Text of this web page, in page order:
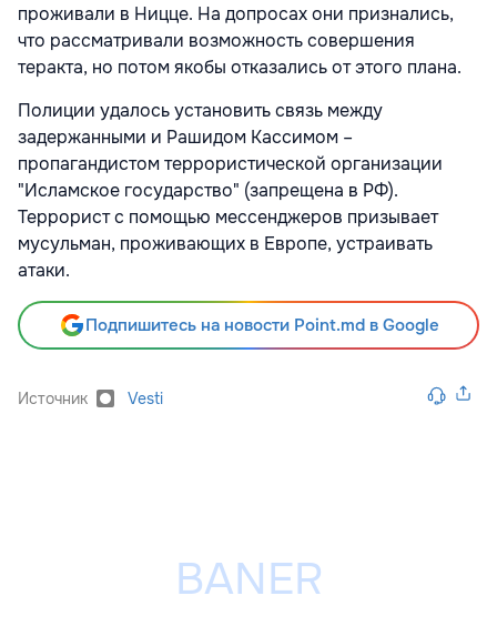
проживали в Ницце. На допросах они признались,
что рассматривали возможность совершения
теракта, но потом якобы отказались от этого плана.
Полиции удалось установить связь между
задержанными и Рашидом Кассимом –
пропагандистом террористической организации
"Исламское государство" (запрещена в РФ).
Террорист с помощью мессенджеров призывает
мусульман, проживающих в Европе, устраивать
атаки.
Подпишитесь на новости Point.md в Google
Источник Vesti